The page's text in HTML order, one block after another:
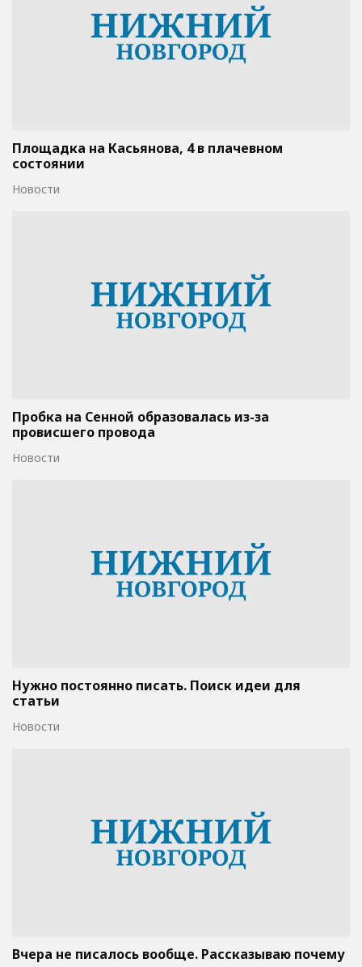
Площадка на Касьянова, 4 в плачевном
состоянии
Новости
Пробка на Сенной образовалась из-за
провисшего провода
Новости
Нужно постоянно писать. Поиск идеи для
статьи
Новости
Вчера не писалось вообще. Рассказываю почему